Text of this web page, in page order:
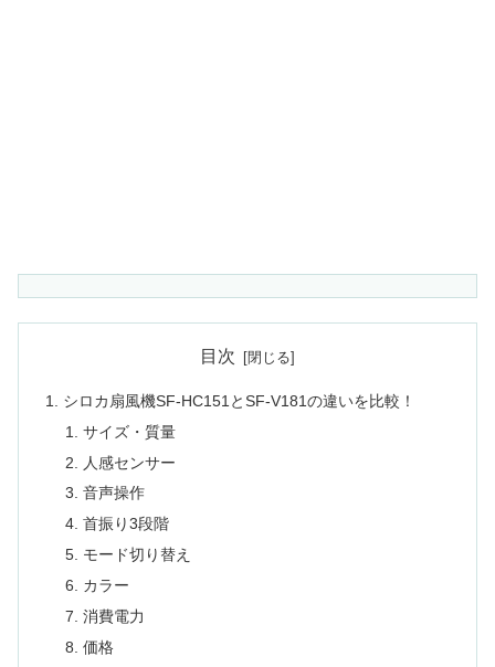
目次
シロカ扇風機SF-HC151とSF-V181の違いを比較！
サイズ・質量
人感センサー
音声操作
首振り3段階
モード切り替え
カラー
消費電力
価格